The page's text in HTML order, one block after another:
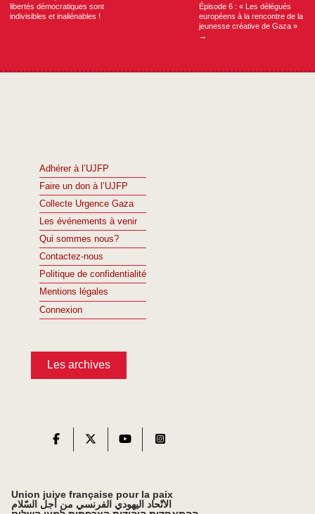
libertés démocratiques sont
indivisibles et inaliénables !
Épisode 6 : « Les délégués
européens à la rencontre de la
jeunesse créative de Gaza »
→
Adhérer à l’UJFP
Faire un don à l’UJFP
Collecte Urgence Gaza
Les événements à venir
Qui sommes nous?
Contactez-nous
Politique de confidentialité
Mentions légales
Connexion
Les archives
Union juive française pour la paix
الاتّحاد اليهودي الفرنسي من أجل السّلام